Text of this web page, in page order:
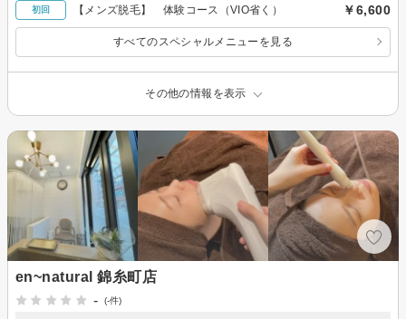
初回 【メンズ脱毛】 体験コース（VIO省く） ￥6,600
すべてのスペシャルメニューを見る
その他の情報を表示
en~natural 錦糸町店
-
(-件)